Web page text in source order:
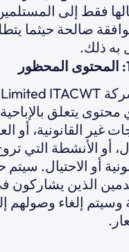
فقط إلى
صالحة حيثما
به ذلك.
يتعلق
غير القانونية، أو
أو الأنشطة التي
أو الاحتيال. سيتم
الذين يشاركون
وسيتم إلغاء وصولهم